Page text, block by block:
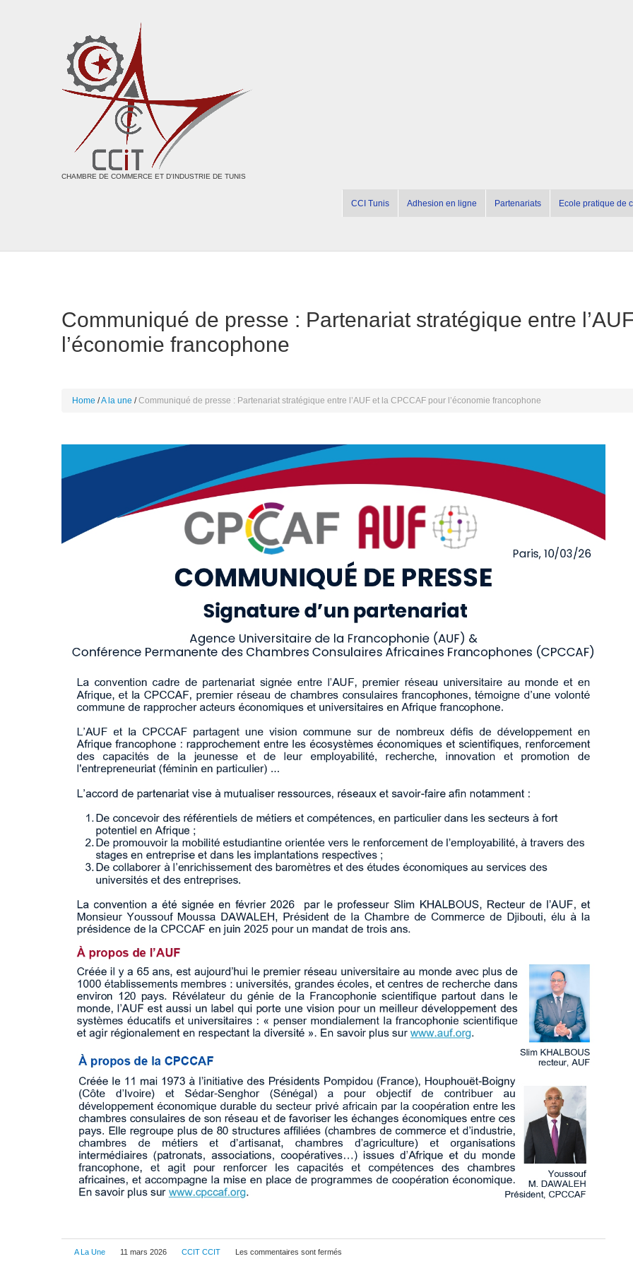
CHAMBRE DE COMMERCE ET D'INDUSTRIE DE TUNIS
CCI Tunis Adhesion en ligne Partenariats Ecole pratique de
Communiqué de presse : Partenariat stratégique entre
l’économie francophone
Home A la une Communiqué de presse : Partenariat stratégique entre l’AUF et la CPCCAF pour l’économie francophone
A La Une 11 mars 2026 CCIT CCIT Les commentaires sont fermés